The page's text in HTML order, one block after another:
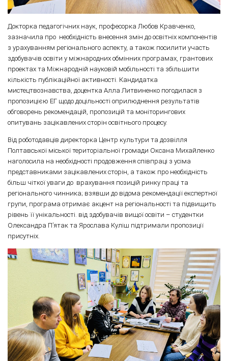
Докторка педагогічних наук, професорка Любов Кравченко,
зазначила про необхідність внесення змін до освітніх компонентів
з урахуванням регіонального аспекту, а також посилити участь
здобувачів освіти у міжнародних обмінних програмах, грантових
проектах та Міжнародній науковій мобільності та збільшити
кількість публікаційної активності. Кандидатка
мистецтвознавства, доцентка Алла Литвиненко погодилася з
пропозицією ЕГ щодо доцільності оприлюднення результатів
обговорень рекомендацій, пропозицій та моніторингових
опитувань зацікавлених сторін освітнього процесу.
Від роботодавців директорка Центр культури та дозвілля
Полтавської міської територіальної громади Оксана Михайленко
наголосила на необхідності продовження співпраці з усіма
представниками зацікавлених сторін, а також про необхідність
більш чіткої уваги до врахування позицій ринку праці та
регіонального чинника; взявши до відома рекомендації експертної
групи, програма отримає акцент на регіональності та підвищить
рівень її унікальності. від здобувачів вищої освіти – студентки
Олександра П’ятак та Ярослава Куліш підтримали пропозиції
присутніх.